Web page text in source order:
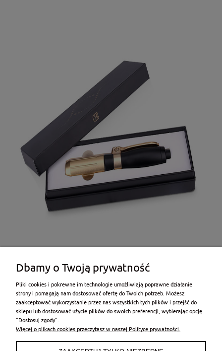
POMOC
Dbamy o Twoją prywatność
Pliki cookies i pokrewne im technologie umożliwiają poprawne działanie
strony i pomagają nam dostosować ofertę do Twoich potrzeb. Możesz
zaakceptować wykorzystanie przez nas wszystkich tych plików i przejść do
sklepu lub dostosować użycie plików do swoich preferencji, wybierając opcję
"Dostosuj zgody".
Więcej o plikach cookies przeczytasz w naszej Polityce prywatności.